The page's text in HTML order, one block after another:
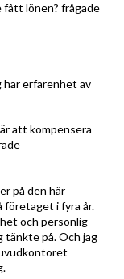
fått lönen? frågade
har erfarenhet av
att kompensera
på den här
företaget i fyra år.
och personlig
tänkte på. Och jag